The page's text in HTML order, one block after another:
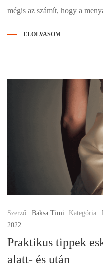
mégis az számít, hogy a
ELOLVASOM
Szerző: Baksa Timi Kategória:
2022
Praktikus tippek
alatt- és után